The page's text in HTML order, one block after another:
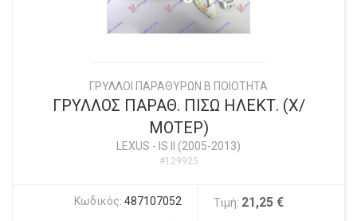
ΓΡΥΛΛΟΙ ΠΑΡΑΘΥΡΩΝ Β ΠΟΙΟΤΗΤΑ
ΓΡΥΛΛΟΣ ΠΑΡΑΘ. ΠΙΣΩ ΗΛΕΚΤ. (Χ/
ΜΟΤΕΡ)
LEXUS - IS II (2005-2013)
#129925
Κωδικός: 487107052 Τιμή: 21,25 €